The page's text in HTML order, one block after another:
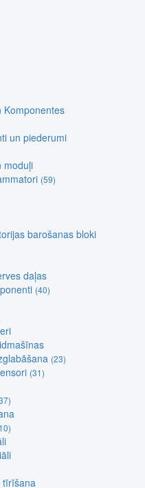
Komponentes
un piederumi
moduļi
(59)
barošanas bloki
daļas
(40)
(23)
(31)
tīrīšana